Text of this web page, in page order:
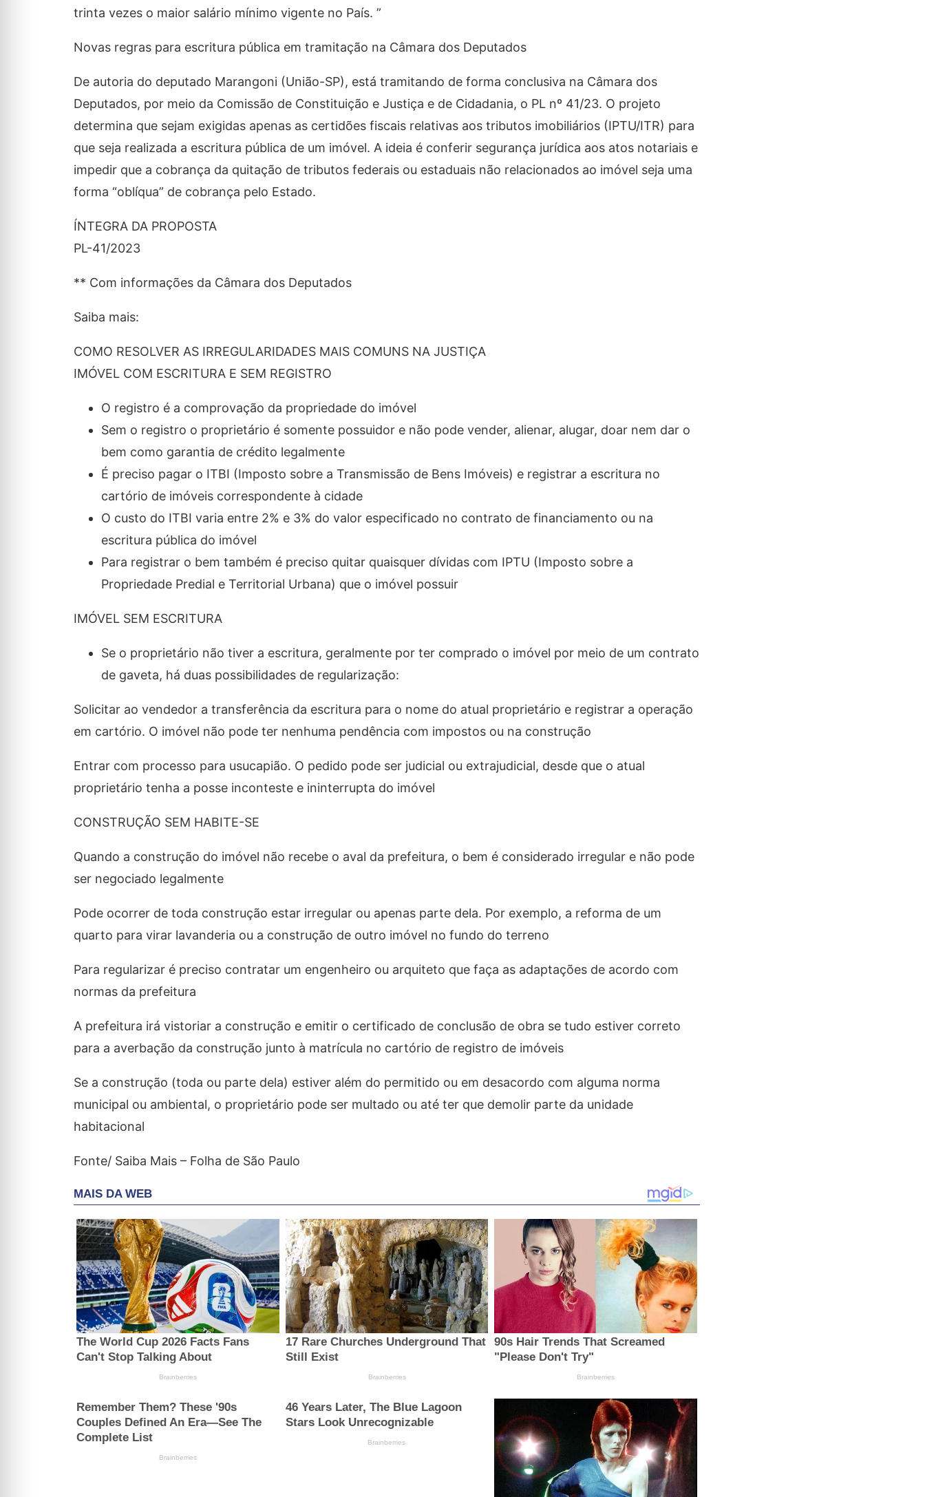
trinta vezes o maior salário mínimo vigente no País. ”
Novas regras para escritura pública em tramitação na Câmara dos Deputados
De autoria do deputado Marangoni (União-SP), está tramitando de forma conclusiva na Câmara dos
Deputados, por meio da Comissão de Constituição e Justiça e de Cidadania, o PL nº 41/23. O projeto
determina que sejam exigidas apenas as certidões fiscais relativas aos tributos imobiliários (IPTU/ITR) para
que seja realizada a escritura pública de um imóvel. A ideia é conferir segurança jurídica aos atos notariais e
impedir que a cobrança da quitação de tributos federais ou estaduais não relacionados ao imóvel seja uma
forma “oblíqua” de cobrança pelo Estado.
ÍNTEGRA DA PROPOSTA
PL-41/2023
** Com informações da Câmara dos Deputados
Saiba mais:
COMO RESOLVER AS IRREGULARIDADES MAIS COMUNS NA JUSTIÇA
IMÓVEL COM ESCRITURA E SEM REGISTRO
O registro é a comprovação da propriedade do imóvel
Sem o registro o proprietário é somente possuidor e não pode vender, alienar, alugar, doar nem dar o
bem como garantia de crédito legalmente
É preciso pagar o ITBI (Imposto sobre a Transmissão de Bens Imóveis) e registrar a escritura no
cartório de imóveis correspondente à cidade
O custo do ITBI varia entre 2% e 3% do valor especificado no contrato de financiamento ou na
escritura pública do imóvel
Para registrar o bem também é preciso quitar quaisquer dívidas com IPTU (Imposto sobre a
Propriedade Predial e Territorial Urbana) que o imóvel possuir
IMÓVEL SEM ESCRITURA
Se o proprietário não tiver a escritura, geralmente por ter comprado o imóvel por meio de um contrato
de gaveta, há duas possibilidades de regularização:
Solicitar ao vendedor a transferência da escritura para o nome do atual proprietário e registrar a operação
em cartório. O imóvel não pode ter nenhuma pendência com impostos ou na construção
Entrar com processo para usucapião. O pedido pode ser judicial ou extrajudicial, desde que o atual
proprietário tenha a posse inconteste e ininterrupta do imóvel
CONSTRUÇÃO SEM HABITE-SE
Quando a construção do imóvel não recebe o aval da prefeitura, o bem é considerado irregular e não pode
ser negociado legalmente
Pode ocorrer de toda construção estar irregular ou apenas parte dela. Por exemplo, a reforma de um
quarto para virar lavanderia ou a construção de outro imóvel no fundo do terreno
Para regularizar é preciso contratar um engenheiro ou arquiteto que faça as adaptações de acordo com
normas da prefeitura
A prefeitura irá vistoriar a construção e emitir o certificado de conclusão de obra se tudo estiver correto
para a averbação da construção junto à matrícula no cartório de registro de imóveis
Se a construção (toda ou parte dela) estiver além do permitido ou em desacordo com alguma norma
municipal ou ambiental, o proprietário pode ser multado ou até ter que demolir parte da unidade
habitacional
Fonte/ Saiba Mais – Folha de São Paulo